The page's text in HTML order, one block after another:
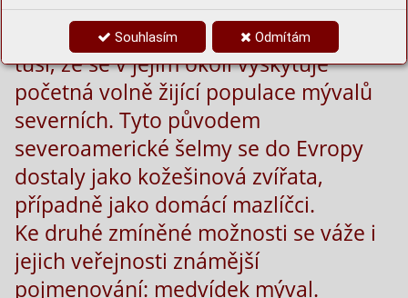
Souhlasím Odmítám
Málokterý z návštěvníků Zoo Hluboká
tuší, že se v jejím okolí vyskytuje
početná volně žijící populace mývalů
severních. Tyto původem
severoamerické šelmy se do Evropy
dostaly jako kožešinová zvířata,
případně jako domácí mazlíčci.
Ke druhé zmíněné možnosti se váže i
jejich veřejnosti známější
pojmenování: medvídek mýval.